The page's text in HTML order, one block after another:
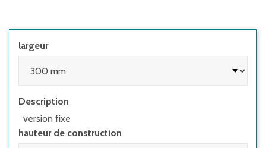
largeur
Description
version fixe
hauteur de construction